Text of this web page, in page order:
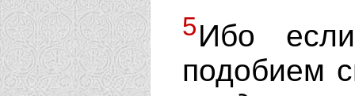
5Ибо
подобием